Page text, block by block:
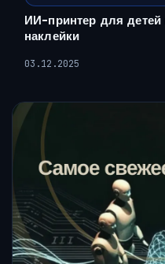
ИИ-принтер для детей
наклейки
03.12.2025